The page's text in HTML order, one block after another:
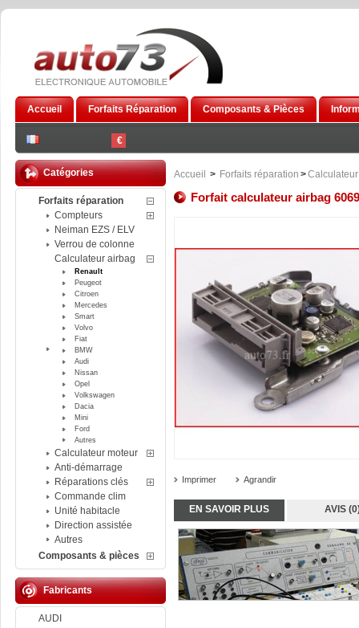
€
Accueil Forfaits Réparation Composants & Pièces
Catégories
Forfaits réparation
Compteurs
Neiman EZS / ELV
Verrou de colonne
Calculateur airbag
Renault
Peugeot
Citroen
Mercedes
Smart
Volvo
Fiat
BMW
Audi
Nissan
Opel
Volkswagen
Dacia
Mini
Ford
Autres
Calculateur moteur
Anti-démarrage
Réparations clés
Commande clim
Unité habitacle
Direction assistée
Autres
Composants & pièces
Fabricants
AUDI
Accueil > Forfaits réparation >
Forfait calculateur airbag
Imprimer Agrandir
EN SAVOIR PLUS AVIS